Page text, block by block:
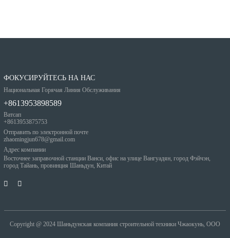
ФОКУСИРУЙТЕСЬ НА НАС
Национальная Горячая Линия Обслуживания
+8613953898589
Ватсап
+8613953875753
Отправить по электронной почте
zhaomingjun678@gmail.com
Адрес компании
Восточнее заправочной станции Ванси, офис на улице Вангуадян, город Фэйчэн,
город Тайань, провинция Шаньдун, Китай
Copyright @ 2024 Шаньдунская компания строительной техники Чжаокунь, ООО